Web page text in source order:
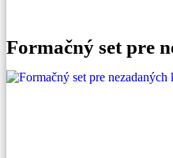
Formačný set pre